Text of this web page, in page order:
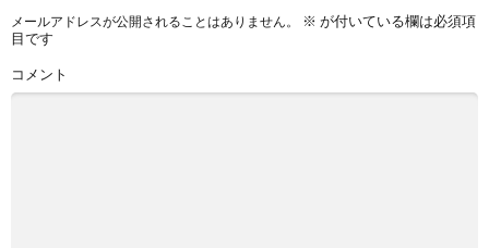
メールアドレスが公開されることはありません。 ※ が付いている欄は必須項
目です
コメント